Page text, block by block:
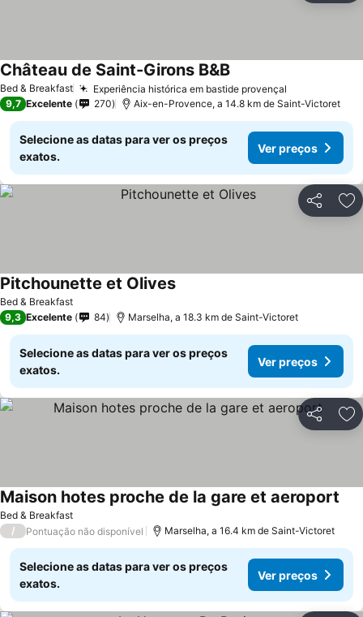
Bed & Breakfast Experiência histórica em bastide provençal
Château de Saint-Girons B&BVer preços
9,7 Excelente 270 Aix-en-Provence, a 14.8 km de Saint-Victoret
Selecione as datas para ver os preços
exatos.
Ver preços
Partilhar
Bed & Breakfast
Pitchounette et OlivesVer preços
9,3 Excelente 84 Marselha, a 18.3 km de Saint-Victoret
Selecione as datas para ver os preços
exatos.
Ver preços
Partilhar
Bed & Breakfast
Maison hotes proche de la gare et aeroport
/ Pontuação não disponível Marselha, a 16.4 km de Saint-Victoret
Selecione as datas para ver os preços
exatos.
Ver preços